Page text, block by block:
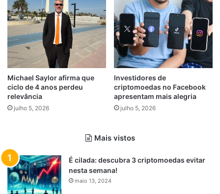
Michael Saylor afirma que
ciclo de 4 anos perdeu
relevância
julho 5, 2026
Investidores de
criptomoedas no Facebook
apresentam mais alegria
julho 5, 2026
Mais vistos
É cilada: descubra 3 criptomoedas evitar
nesta semana!
maio 13, 2024